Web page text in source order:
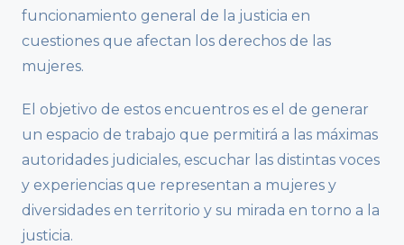
funcionamiento general de la justicia en
cuestiones que afectan los derechos de las
mujeres.
El objetivo de estos encuentros es el de generar
un espacio de trabajo que permitirá a las máximas
autoridades judiciales, escuchar las distintas voces
y experiencias que representan a mujeres y
diversidades en territorio y su mirada en torno a la
justicia.